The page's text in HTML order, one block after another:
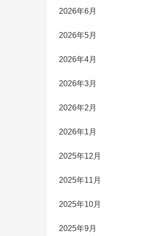
2026年6月
2026年5月
2026年4月
2026年3月
2026年2月
2026年1月
2025年12月
2025年11月
2025年10月
2025年9月